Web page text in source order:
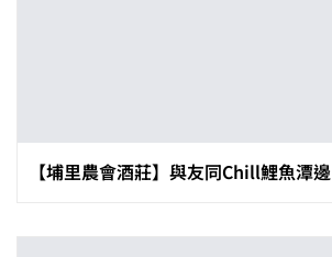
【埔里農會酒莊】與友同Chill鯉魚潭邊